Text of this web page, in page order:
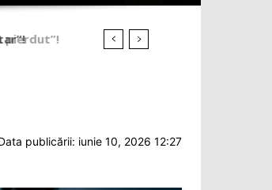
publicării: iunie 10, 2026 12:27